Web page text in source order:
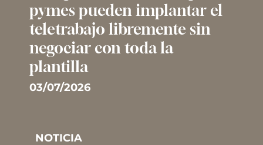
pymes pueden implantar el
teletrabajo libremente sin
negociar con toda la
plantilla
03/07/2026
NOTICIA